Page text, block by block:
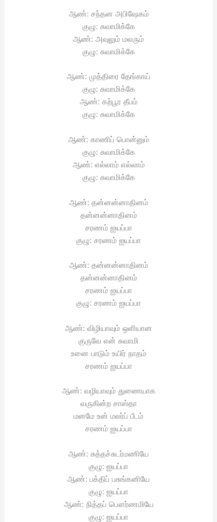
ஆண்: சந்தன அபிஷேகம்
குழு: சுவாமிக்கே
ஆண்: அவுலும் மலரும்
குழு: சுவாமிக்கே
ஆண்: முத்திரை தேங்காய்
குழு: சுவாமிக்கே
ஆண்: கற்பூர தீபம்
குழு: சுவாமிக்கே
ஆண்: காணிப் பொன்னும்
குழு: சுவாமிக்கே
ஆண்: எல்லாம் எல்லாம்
குழு: சுவாமிக்கே
ஆண்: தன்னன்னாதினம்
தன்னன்னாதினம்
சரணம் ஐயப்பா
குழு: சரணம் ஐயப்பா
ஆண்: தன்னன்னாதினம்
தன்னன்னாதினம்
சரணம் ஐயப்பா
குழு: சரணம் ஐயப்பா
ஆண்: விழியாவும் ஒளியான
குருவே என் சுவாமி
உனை பாடும் உயிர் நாதம்
சரணம் ஐயப்பா
ஆண்: வழியாவும் துணையாக
வருகின்ற சாஸ்தா
மனமே உன் மலர்ப் பீடம்
சரணம் ஐயப்பா
ஆண்: சுத்தச்சுடர்மணியே
குழு: ஐயப்பா
ஆண்: பக்திப் பசுங்கனியே
குழு: ஐயப்பா
ஆண்: நித்தப் பௌர்ணமியே
குழு: ஐயப்பா